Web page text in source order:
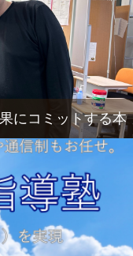
にコミットする本